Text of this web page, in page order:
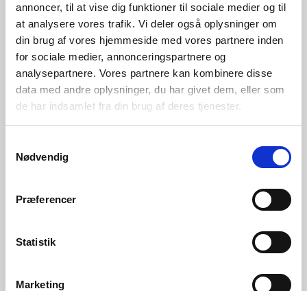
annoncer, til at vise dig funktioner til sociale medier og til
at analysere vores trafik. Vi deler også oplysninger om
din brug af vores hjemmeside med vores partnere inden
for sociale medier, annonceringspartnere og
analysepartnere. Vores partnere kan kombinere disse
data med andre oplysninger, du har givet dem, eller som
de har indsamlet fra din brug af deres tjenester.
Nødvendig
Præferencer
Statistik
Marketing
TransPork jubilæum – 30 år med stabil
tørfodring
I år kan vi hos SKIOLD fejre noget helt særligt: TransPork
fylder 30 år. Siden systemet bl…
Læs mere GRIS